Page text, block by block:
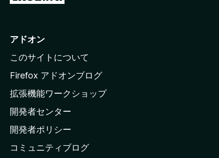
i
l
a
ホ
ー
ム
ー
アドオン
このサイトについて
Firefox アドオンブログ
拡張機能ワークショップ
開発者センター
開発者ポリシー
コミュニティブログ